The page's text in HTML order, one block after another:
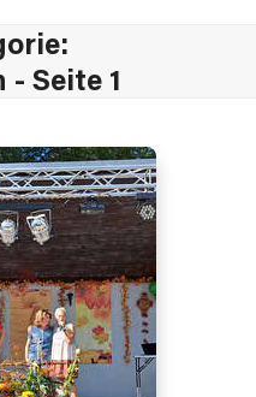
- Seite 1